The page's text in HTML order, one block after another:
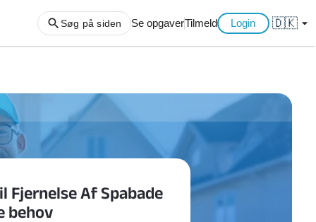
af haveaffald
af storskrald
Søg på siden Se opgaverTilmeld Login 🇩🇰 arrow_drop_down
Fjernelse Af Spabade
behov